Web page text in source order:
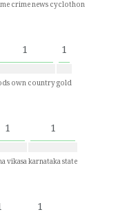
crime newscyclothon
1
own country
1
gold
1
vikasa
1
karnataka state